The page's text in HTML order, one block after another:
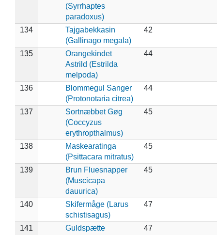
(Syrrhaptes
paradoxus)
134
Tajgabekkasin
(Gallinago megala)
42
135
Orangekindet
Astrild (Estrilda
melpoda)
44
136
Blommegul Sanger
(Protonotaria citrea)
44
137
Sortnæbbet Gøg
(Coccyzus
erythropthalmus)
45
138
Maskearatinga
(Psittacara mitratus)
45
139
Brun Fluesnapper
(Muscicapa
dauurica)
45
140
Skifermåge (Larus
schistisagus)
47
141
Guldspætte
47